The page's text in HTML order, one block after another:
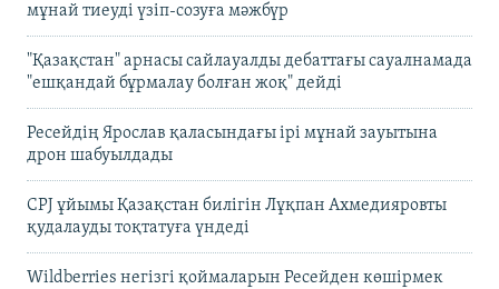
мұнай тиеуді үзіп-созуға мәжбүр
"Қазақстан" арнасы сайлауалды дебаттағы сауалнамада
"ешқандай бұрмалау болған жоқ" дейді
Ресейдің Ярослав қаласындағы ірі мұнай зауытына
дрон шабуылдады
CPJ ұйымы Қазақстан билігін Лұқпан Ахмедияровты
қудалауды тоқтатуға үндеді
Wildberries негізгі қоймаларын Ресейден көшірмек